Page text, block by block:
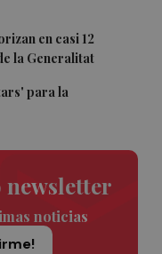
en casi 12
la Generalitat
para la
newsletter
noticias